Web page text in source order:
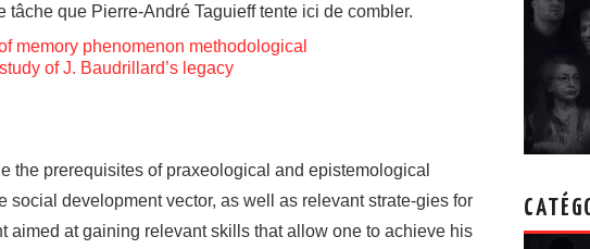
tâche que Pierre-André Taguieff tente ici de combler.
memory phenomenon methodological
of J. Baudrillard’s legacy
the prerequisites of praxeological and epistemological
social development vector, as well as relevant strate-gies for
aimed at gaining relevant skills that allow one to achieve his